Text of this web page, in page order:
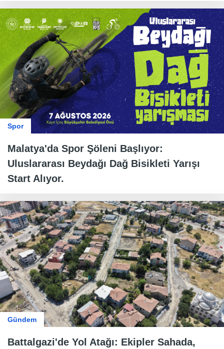
Spor
Malatya'da Spor Şöleni Başlıyor:
Uluslararası Beydağı Dağ Bisikleti Yarışı
Start Alıyor.
Gündem
Battalgazi'de Yol Atağı: Ekipler Sahada,